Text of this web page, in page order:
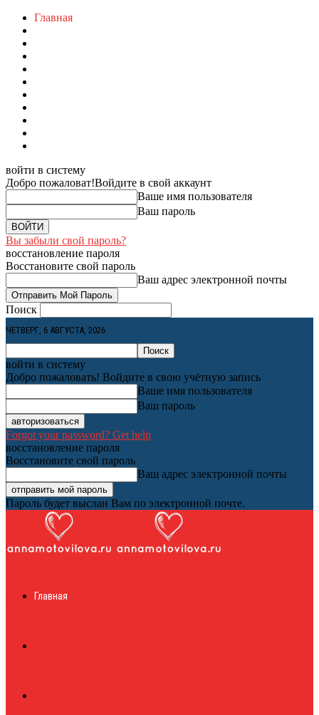
Главная
войти в систему
Добро пожаловат!Войдите в свой аккаунт
Ваше имя пользователя
Ваш пароль
Вы забыли свой пароль?
восстановление пароля
Восстановите свой пароль
Ваш адрес электронной почты
Поиск
ЧЕТВЕРГ, 6 АВГУСТА, 2026
войти в систему
Добро пожаловать! Войдите в свою учётную запись
Ваше имя пользователя
Ваш пароль
Forgot your password? Get help
восстановление пароля
Восстановите свой пароль
Ваш адрес электронной почты
Пароль будет выслан Вам по электронной почте.
журналГлавная